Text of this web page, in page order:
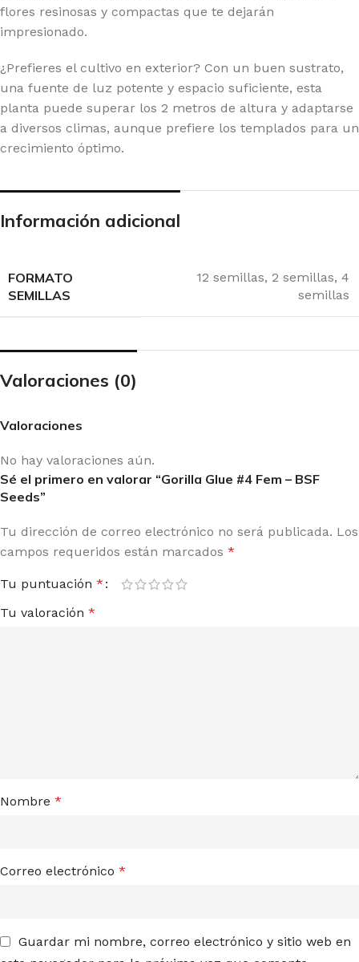
flores resinosas y compactas que te dejarán
impresionado.
¿Prefieres el cultivo en exterior? Con un buen sustrato,
una fuente de luz potente y espacio suficiente, esta
planta puede superar los 2 metros de altura y adaptarse
a diversos climas, aunque prefiere los templados para un
crecimiento óptimo.
Información adicional
FORMATO
SEMILLAS
12 semillas, 2 semillas, 4
semillas
Valoraciones (0)
Valoraciones
No hay valoraciones aún.
Sé el primero en valorar “Gorilla Glue #4 Fem – BSF
Seeds”
Tu dirección de correo electrónico no será publicada. Los
campos requeridos están marcados *
Tu puntuación *
Tu valoración *
Nombre *
Correo electrónico *
Guardar mi nombre, correo electrónico y sitio web en